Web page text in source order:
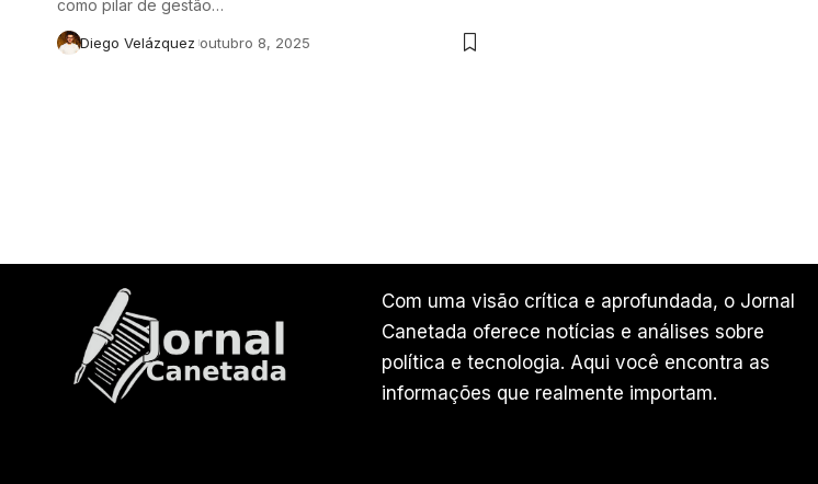
como pilar de gestão…
Diego Velázquez outubro 8, 2025
Com uma visão crítica e aprofundada, o Jornal
Canetada oferece notícias e análises sobre
política e tecnologia. Aqui você encontra as
informações que realmente importam.